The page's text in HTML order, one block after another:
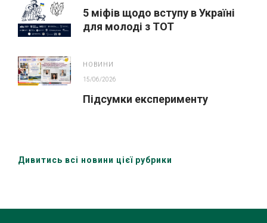
5 міфів щодо вступу в Україні
для молоді з ТОТ
НОВИНИ
15/06/2026
Підсумки експерименту
Дивитись всі новини цієї рубрики